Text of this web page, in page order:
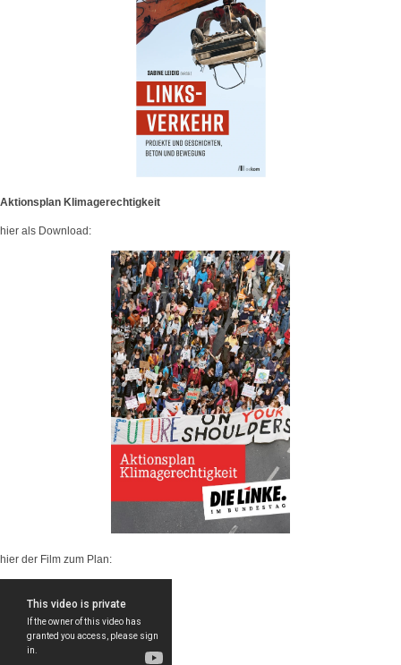
Aktionsplan Klimagerechtigkeit
hier als Download:
hier der Film zum Plan: